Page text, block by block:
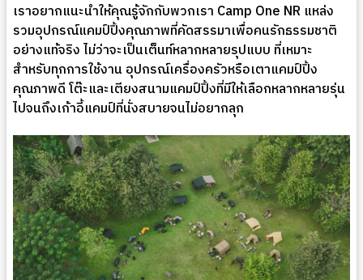
เราอยากแนะนำให้คุณรู้จักกับพวกเรา Camp One NR แหล่ง
รวมอุปกรณ์แคมป์ปิ้งคุณภาพที่คัดสรรมาเพื่อคนรักธรรมชาติ
อย่างแท้จริง ไม่ว่าจะเป็นเต็นท์หลากหลายรุปแบบ ที่เหมาะ
สำหรับทุกการใช้งาน อุปกรณ์เครื่องครัวหรือเตาแคมป์ปิ้ง
คุณภาพดี โต๊ะและเตียงสนามแคมป์ปิ้งที่มีให้เลือกหลากหลายรุ่น
ไปจนถึงเก้าอี้แคมป์ที่นั่งสบายจนไม่อยากลุก